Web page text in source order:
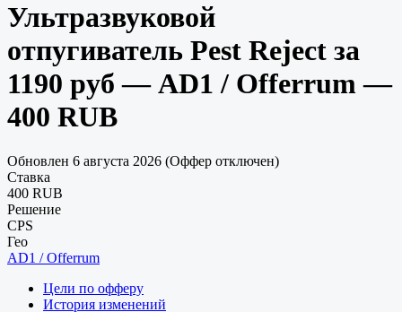
Ультразвуковой
отпугиватель Pest Reject за
1190 руб — AD1 / Offerrum —
400 RUB
Обновлен 6 августа 2026 (Оффер отключен)
Ставка
400 RUB
Решение
CPS
Гео
AD1 / Offerrum
Цели по офферу
История изменений